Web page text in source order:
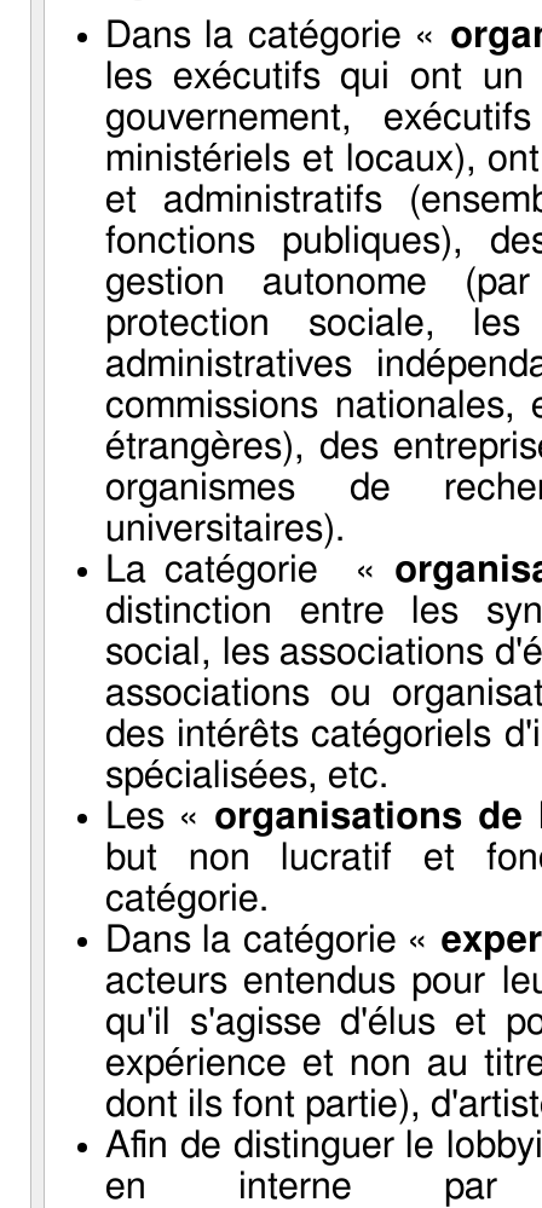
Dans la catégorie «
les exécutifs qui ont un
gouvernement,
ministériels et locaux),
et administratifs
fonctions publiques),
gestion autonome
protection sociale,
administratives
commissions
étrangères), des
organismes de
universitaires).
La catégorie «
distinction entre les
social, les associations
associations ou
des intérêts catégoriels
spécialisées, etc.
Les « organisations
but non lucratif et
catégorie.
Dans la catégorie «
acteurs entendus pour
qu'il s'agisse d'élus et
expérience et non au
dont ils font partie),
Afin de distinguer le
en interne par